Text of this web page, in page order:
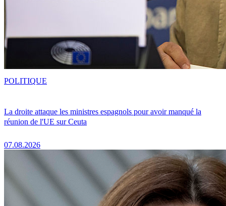
La droite attaque les ministres espagnols pour avoir manqué la
réunion de l'UE sur Ceuta
07.08.2026
POLITIQUE